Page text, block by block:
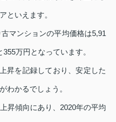
といえます。
マンションの平均価格は5,91
万円となっています。
昇を記録しており、安定した
わかるでしょう。
昇傾向にあり、2020年の平均